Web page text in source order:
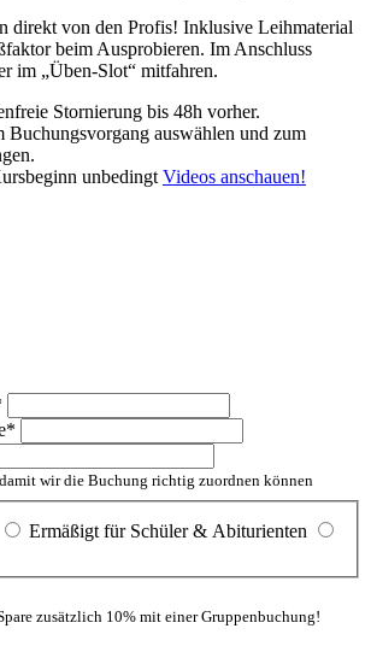
direkt von den Profis! Inklusive Leihmaterial
beim Ausprobieren. Im Anschluss
im „Üben-Slot“ mitfahren.
Stornierung bis 48h vorher.
Buchungsvorgang auswählen und zum
unbedingt Videos anschauen!
*
wir die Buchung richtig zuordnen können
Ermäßigt für Schüler & Abiturienten
zusätzlich 10% mit einer Gruppenbuchung!